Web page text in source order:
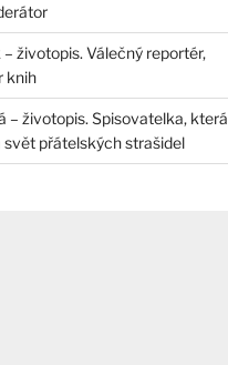
životopis. Válečný reportér,
knih
– životopis. Spisovatelka, která
přátelských strašidel